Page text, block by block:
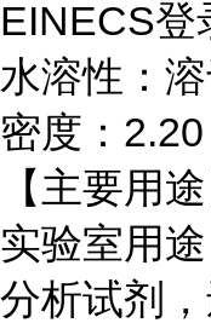
EINECS登
水溶性：
密度：
【主要用途
实验室用
分析试剂，